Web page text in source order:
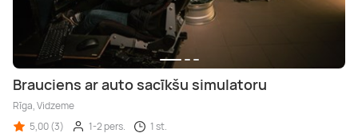
Brauciens ar auto sacīkšu simulatoru
Rīga, Vidzeme
5,00 (3)
1-2 pers. 1 st.